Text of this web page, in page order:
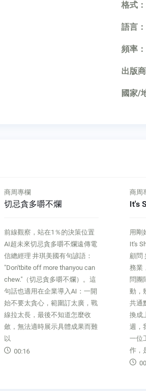
格式：
語言：
頻率：
出版商
國家/
商周專欄
It's Show Time!
用剛好的溫度留住人服務最前線
It's Show Time！雄獅集團資深
顧問 吳伯良做了四十幾年的服
務業，又帶領過美國運通黑卡顧
問團隊， 我發現，有一個行
動，幾乎是所有頂級服務場所的
共通點——他們都非常重視「切
換成上班模式」的儀式感。前幾
週，我參加迪士尼遊輪首航，對
一位工作人員印象深刻。他的工
作，是陪
商周
58
穿透
懂本
誠聯
明輝
所所
常出
我是
剛好
在還
始投
寬裕